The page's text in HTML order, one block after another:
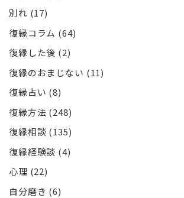
別れ (17)
復縁コラム (64)
復縁した後 (2)
復縁のおまじない (11)
復縁占い (8)
復縁方法 (248)
復縁相談 (135)
復縁経験談 (4)
心理 (22)
自分磨き (6)